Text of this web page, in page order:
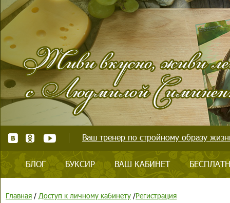
Ваш тренер по стройному образу
БЛОГ БУКСИР ВАШ КАБИНЕТ
Главная / Доступ к личному кабинету /Регистрация